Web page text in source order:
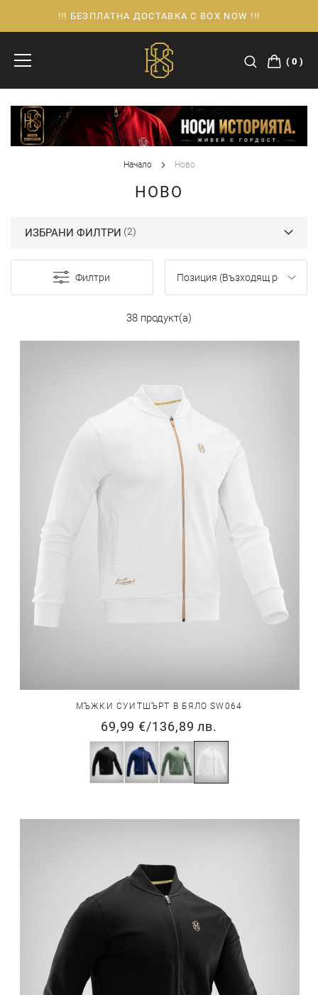
Прескачане
към
съдържанието
!!! БЕЗПЛАТНА ДОСТАВКА С BOX NOW !!!
0
Начало Ново
НОВО
Филтри
ИЗБРАНИ ФИЛТРИ
38 продукт(а)
МЪЖКИ СУИТШЪРТ В БЯЛО SW064
69,99 €/136,89 лв.